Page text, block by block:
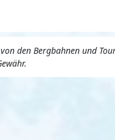
den Bergbahnen und